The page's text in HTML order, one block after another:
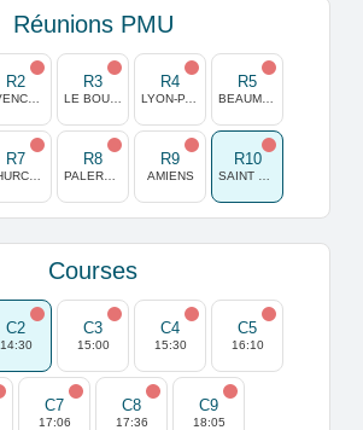
Réunions PMU
R2 R3 R4 R5
R7 R8 R9
AMIENS
R10
Courses
C2
14:30
C3
15:00
C4
15:30
C5
16:10
C7
17:06
C8
17:36
C9
18:05